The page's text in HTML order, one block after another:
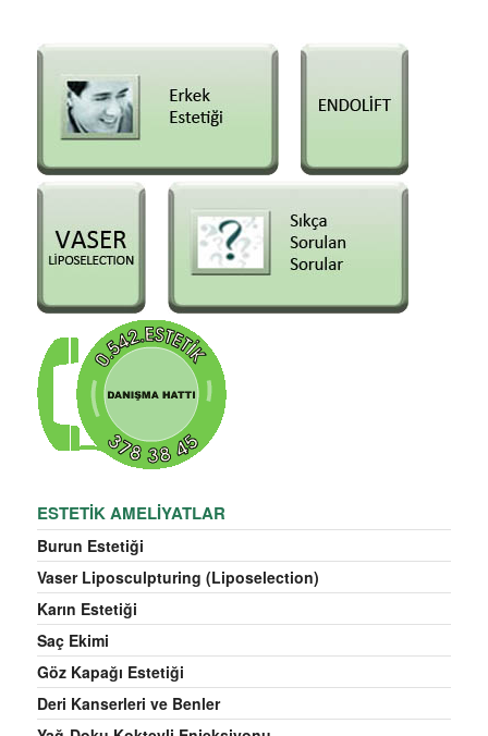
ESTETIK AMELIYATLAR
Burun Estetiği
Vaser Liposculpturing (Liposelection)
Karın Estetiği
Saç Ekimi
Göz Kapağı Estetiği
Deri Kanserleri ve Benler